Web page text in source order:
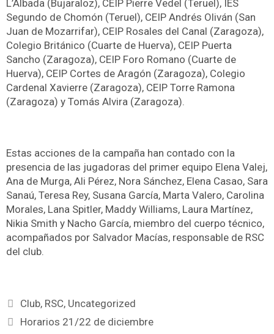
L’Albada (Bujaraloz), CEIP Pierre Vedel (Teruel), IES
Segundo de Chomón (Teruel), CEIP Andrés Oliván (San
Juan de Mozarrifar), CEIP Rosales del Canal (Zaragoza),
Colegio Británico (Cuarte de Huerva), CEIP Puerta
Sancho (Zaragoza), CEIP Foro Romano (Cuarte de
Huerva), CEIP Cortes de Aragón (Zaragoza), Colegio
Cardenal Xavierre (Zaragoza), CEIP Torre Ramona
(Zaragoza) y Tomás Alvira (Zaragoza).
Estas acciones de la campaña han contado con la
presencia de las jugadoras del primer equipo Elena Valej,
Ana de Murga, Ali Pérez, Nora Sánchez, Elena Casao, Sara
Sanaú, Teresa Rey, Susana García, Marta Valero, Carolina
Morales, Lana Spitler, Maddy Williams, Laura Martínez,
Nikia Smith y Nacho García, miembro del cuerpo técnico,
acompañados por Salvador Macías, responsable de RSC
del club.
Club, RSC, Uncategorized
Horarios 21/22 de diciembre